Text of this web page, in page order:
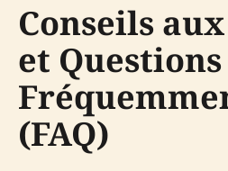
Conseils
et Questions
(FAQ)